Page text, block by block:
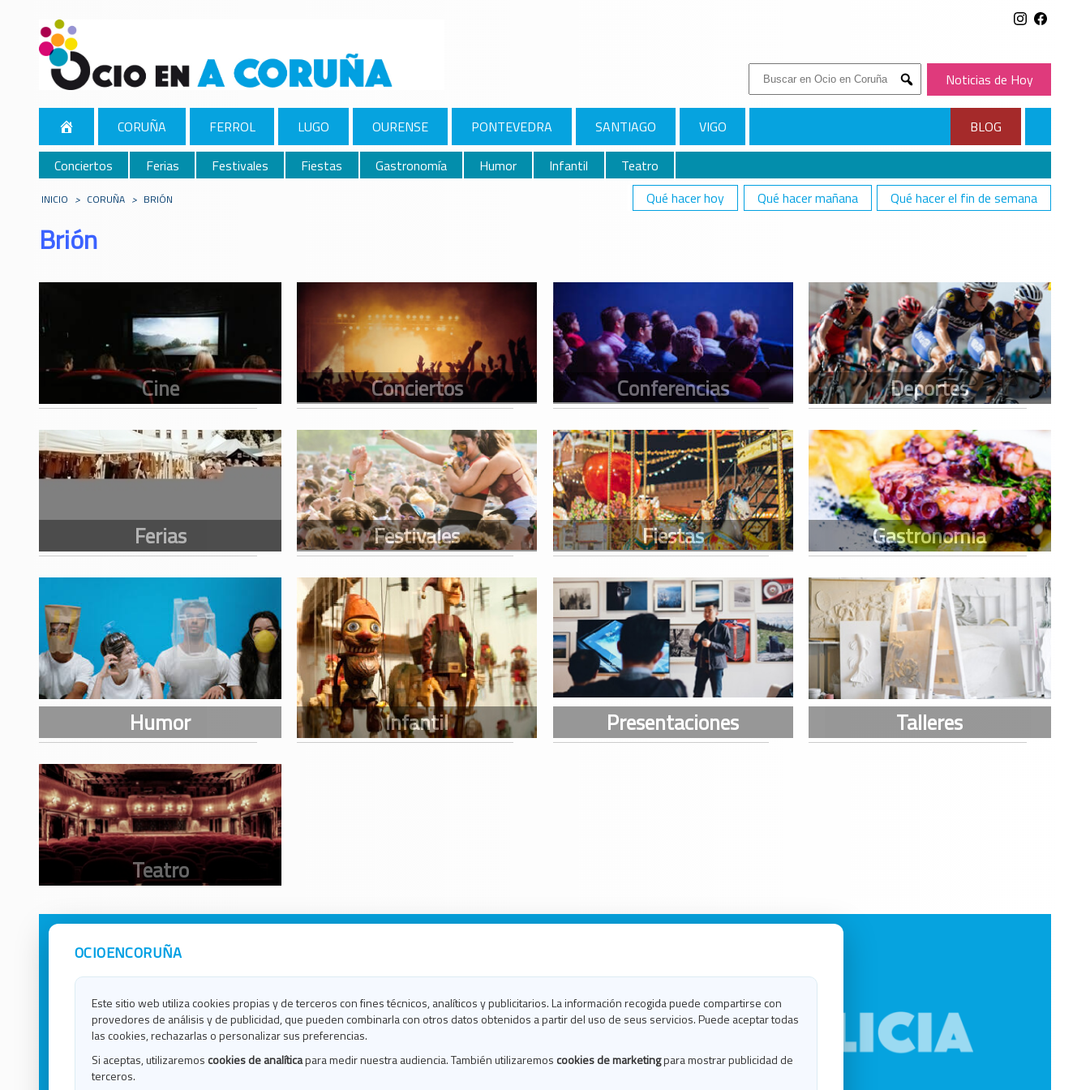
Buscar:
Submit
Noticias de Hoy
CORUÑA FERROL LUGO OURENSE PONTEVEDRA SANTIAGO VIGO
BLOG
Conciertos
Ferias Festivales Fiestas Gastronomía Humor Infantil
Teatro
Qué hacer hoy
Qué hacer mañana Qué hacer el fin de semana
INICIO > CORUÑA > BRIÓN
Brión
OCIOENCORUÑA
Este sitio web utiliza cookies propias y de terceros con fines técnicos, analíticos y publicitarios. La información recogida puede compartirse con
provedores de análisis y de publicidad, que pueden combinarla con otros datos obtenidos a partir del uso de seus servicios. Puede aceptar todas
las cookies, rechazarlas o personalizar sus preferencias.
Si aceptas, utilizaremos cookies de analíticapara medir nuestra audiencia. También utilizaremos cookies de marketingpara mostrar publicidad de
terceros.
Avisos Legales
Política de Cookies
Ocio en Lugo
Ocio en Ourense
Ocio en Santiago